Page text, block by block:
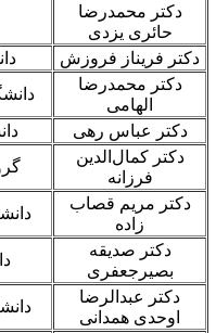
دکتر محمدرضا
حائری یزدی
دکتر فریناز فروزش
دکتر محمدرضا
الهامی
دکتر عباس رهی
دکتر کمال‌الدین
فرزانه
دکتر مریم قصاب
زاده
دکتر صدیقه
بصیرجعفری
دکتر عبدالرضا
اوحدی همدانی